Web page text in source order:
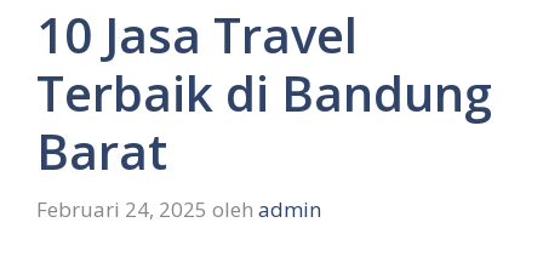
10 Jasa Travel
Terbaik di Bandung
Barat
Februari 24, 2025 oleh admin